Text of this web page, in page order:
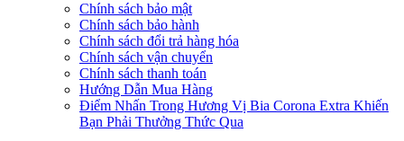
Chính sách bảo mật
Chính sách bảo hành
Chính sách đổi trả hàng hóa
Chính sách vận chuyển
Chính sách thanh toán
Hướng Dẫn Mua Hàng
Điểm Nhấn Trong Hương Vị Bia Corona Extra Khiến
Bạn Phải Thưởng Thức Qua